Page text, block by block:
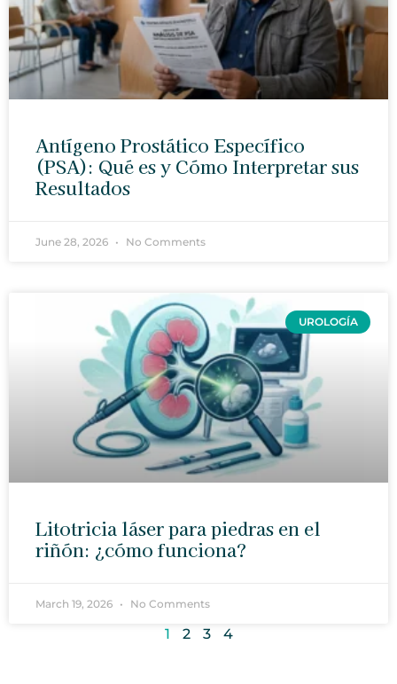
Antígeno Prostático Específico
(PSA): Qué es y Cómo Interpretar sus
Resultados
June 28, 2026 No Comments
UROLOGÍA
Litotricia láser para piedras en el
riñón: ¿cómo funciona?
March 19, 2026 No Comments
1 2 3 4